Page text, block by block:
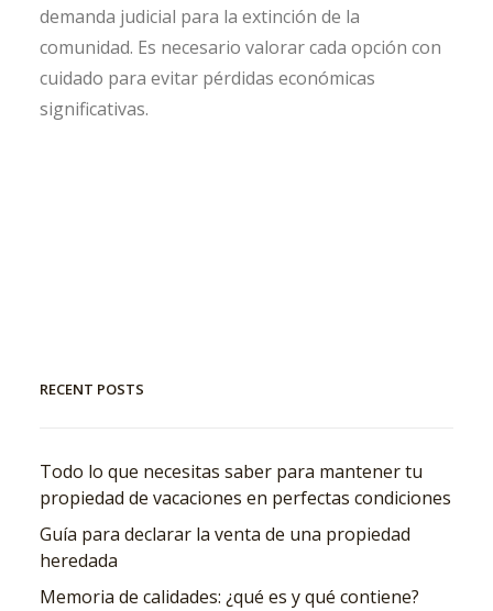
demanda judicial para la extinción de la
comunidad. Es necesario valorar cada opción con
cuidado para evitar pérdidas económicas
significativas.
RECENT POSTS
Todo lo que necesitas saber para mantener tu
propiedad de vacaciones en perfectas condiciones
Guía para declarar la venta de una propiedad
heredada
Memoria de calidades: ¿qué es y qué contiene?